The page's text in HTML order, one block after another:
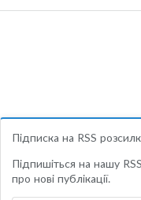
Підписка на RSS
Підпишіться на нашу
про нові публікації.